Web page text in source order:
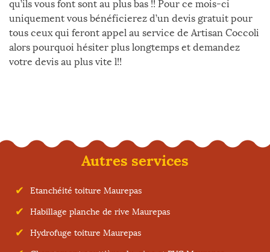
qu’ils vous font sont au plus bas !! Pour ce mois-ci
uniquement vous bénéficierez d’un devis gratuit pour
tous ceux qui feront appel au service de Artisan Coccoli
alors pourquoi hésiter plus longtemps et demandez
votre devis au plus vite l!!
Autres services
Etanchéité toiture Maurepas
Habillage planche de rive Maurepas
Hydrofuge toiture Maurepas